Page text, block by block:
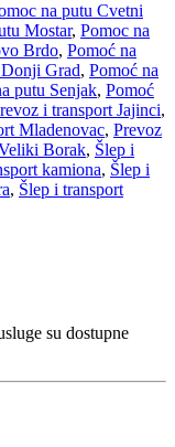
na putu Cvetni
Mostar, Pomoc na
Brdo, Pomoć na
Grad, Pomoć na
putu Senjak, Pomoć
i transport Jajinci,
Mladenovac, Prevoz
Borak, Šlep i
kamiona, Šlep i
, Šlep i transport
su dostupne